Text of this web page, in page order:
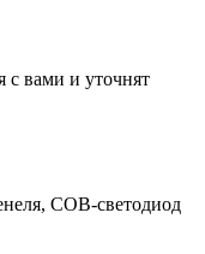
с вами и уточнят
COB-светодиод